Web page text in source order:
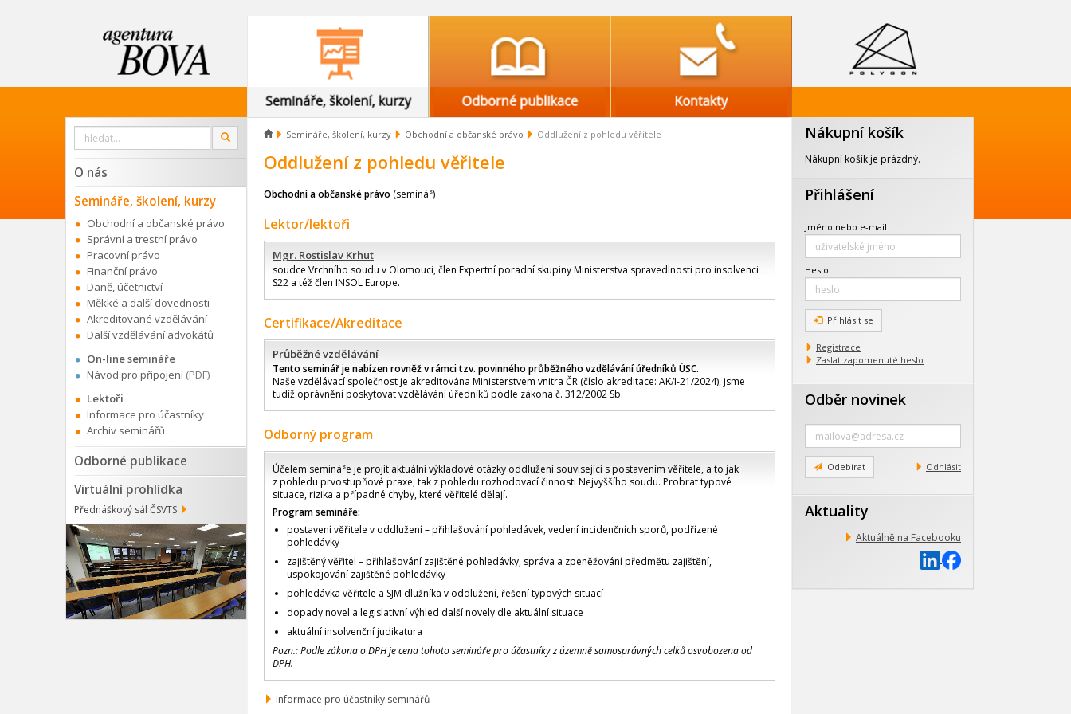
 Semináře, školení, kurzy Obchodní a občanské právo Oddlužení z pohledu věřitele
Oddlužení z pohledu věřitele
Obchodní a občanské právo (seminář)
Lektor/lektoři
Mgr. Rostislav Krhut
soudce Vrchního soudu v Olomouci, člen Expertní poradní skupiny Ministerstva spravedlnosti pro insolvenci
S22 a též člen INSOL Europe.
Certifikace/Akreditace
Průběžné vzdělávání
Tento seminář je nabízen rovněž v rámci tzv. povinného průběžného vzdělávání úředníků ÚSC.
Naše vzdělávací společnost je akreditována Ministerstvem vnitra ČR (číslo akreditace: AK/I-21/2024), jsme
tudíž oprávněni poskytovat vzdělávání úředníků podle zákona č. 312/2002 Sb.
Odborný program
Účelem semináře je projít aktuální výkladové otázky oddlužení související s postavením věřitele, a to jak
z pohledu prvostupňové praxe, tak z pohledu rozhodovací činnosti Nejvyššího soudu. Probrat typové
situace, rizika a případné chyby, které věřitelé dělají.
Program semináře:
postavení věřitele v oddlužení – přihlašování pohledávek, vedení incidenčních sporů, podřízené
pohledávky
zajištěný věřitel – přihlašování zajištěné pohledávky, správa a zpeněžování předmětu zajištění,
uspokojování zajištěné pohledávky
pohledávka věřitele a SJM dlužníka v oddlužení, řešení typových situací
dopady novel a legislativní výhled další novely dle aktuální situace
aktuální insolvenční judikatura
Pozn.: Podle zákona o DPH je cena tohoto semináře pro účastníky z územně samosprávných celků osvobozena od
DPH.
Informace pro účastníky seminářů
Vyhledat
webu
OK
O nás
Semináře, školení, kurzy
Obchodní a občanské právo
Správní a trestní právo
Pracovní právo
Finanční právo
Daně, účetnictví
Měkké a další dovednosti
Akreditované vzdělávání
Další vzdělávání advokátů
On-line semináře
Návod pro připojení (PDF)
Lektoři
Informace pro účastníky
Archiv seminářů
Odborné publikace
Virtuální prohlídka
Přednáškový sál ČSVTS
Nákupní košík
Nákupní košík je prázdný.
Přihlášení
Jméno nebo e-mail
Heslo
Přihlásit se
Registrace
Zaslat zapomenuté heslo
Odběr novinek
Zadejte
mail
Odebírat Odhlásit
Aktuality
Aktuálně na Facebooku